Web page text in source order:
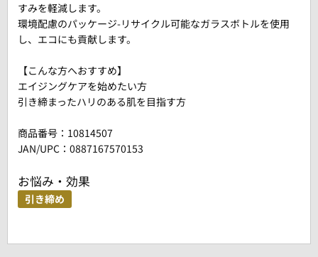
すみを軽減します。
環境配慮のパッケージ-リサイクル可能なガラスボトルを使用
し、エコにも貢献します。
【こんな方へおすすめ】
エイジングケアを始めたい方
引き締まったハリのある肌を目指す方
商品番号： 10814507
JAN/UPC：0887167570153
お悩み・効果
引き締め